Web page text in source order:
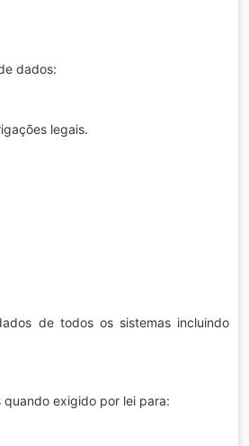
dados:
legais.
de todos os sistemas incluindo
exigido por lei para: